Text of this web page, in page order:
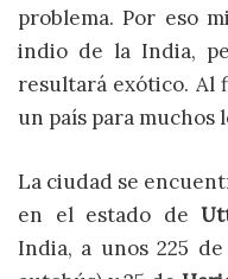
problema. Por eso
indio de la India,
resultará exótico. Al
un país para muchos
La ciudad se
en el estado de
India, a unos 225